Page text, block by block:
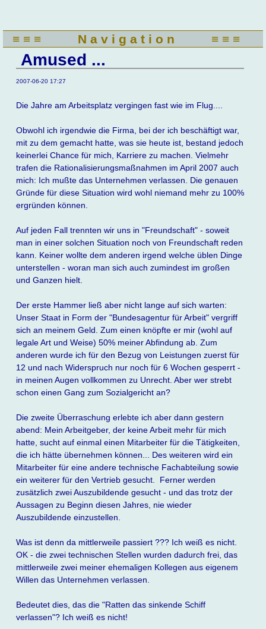
≡ ≡ ≡ N a v i g a t i o n ≡ ≡ ≡
Amused ...
2007-06-20 17:27
Die Jahre am Arbeitsplatz vergingen fast wie im Flug....
Obwohl ich irgendwie die Firma, bei der ich beschäftigt war,
mit zu dem gemacht hatte, was sie heute ist, bestand jedoch
keinerlei Chance für mich, Karriere zu machen. Vielmehr
trafen die Rationalisierungsmaßnahmen im April 2007 auch
mich: Ich mußte das Unternehmen verlassen. Die genauen
Gründe für diese Situation wird wohl niemand mehr zu 100%
ergründen können.
Auf jeden Fall trennten wir uns in "Freundschaft" - soweit
man in einer solchen Situation noch von Freundschaft reden
kann. Keiner wollte dem anderen irgend welche üblen Dinge
unterstellen - woran man sich auch zumindest im großen
und Ganzen hielt.
Der erste Hammer ließ aber nicht lange auf sich warten:
Unser Staat in Form der "Bundesagentur für Arbeit" vergriff
sich an meinem Geld. Zum einen knöpfte er mir (wohl auf
legale Art und Weise) 50% meiner Abfindung ab. Zum
anderen wurde ich für den Bezug von Leistungen zuerst für
12 und nach Widerspruch nur noch für 6 Wochen gesperrt -
in meinen Augen vollkommen zu Unrecht. Aber wer strebt
schon einen Gang zum Sozialgericht an?
Die zweite Überraschung erlebte ich aber dann gestern
abend: Mein Arbeitgeber, der keine Arbeit mehr für mich
hatte, sucht auf einmal einen Mitarbeiter für die Tätigkeiten,
die ich hätte übernehmen können... Des weiteren wird ein
Mitarbeiter für eine andere technische Fachabteilung sowie
ein weiterer für den Vertrieb gesucht. Ferner werden
zusätzlich zwei Auszubildende gesucht - und das trotz der
Aussagen zu Beginn diesen Jahres, nie wieder
Auszubildende einzustellen.
Was ist denn da mittlerweile passiert ??? Ich weiß es nicht.
OK - die zwei technischen Stellen wurden dadurch frei, das
mittlerweile zwei meiner ehemaligen Kollegen aus eigenem
Willen das Unternehmen verlassen.
Bedeutet dies, das die "Ratten das sinkende Schiff
verlassen"? Ich weiß es nicht!